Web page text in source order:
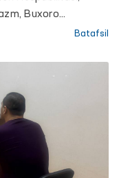
Buxoro
umumta’lim
tomonidan
ortiq o‘quvchi
Batafsil